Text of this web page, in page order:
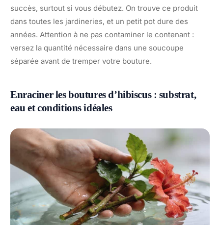
succès, surtout si vous débutez. On trouve ce produit
dans toutes les jardineries, et un petit pot dure des
années. Attention à ne pas contaminer le contenant :
versez la quantité nécessaire dans une soucoupe
séparée avant de tremper votre bouture.
Enraciner les boutures d’hibiscus : substrat,
eau et conditions idéales